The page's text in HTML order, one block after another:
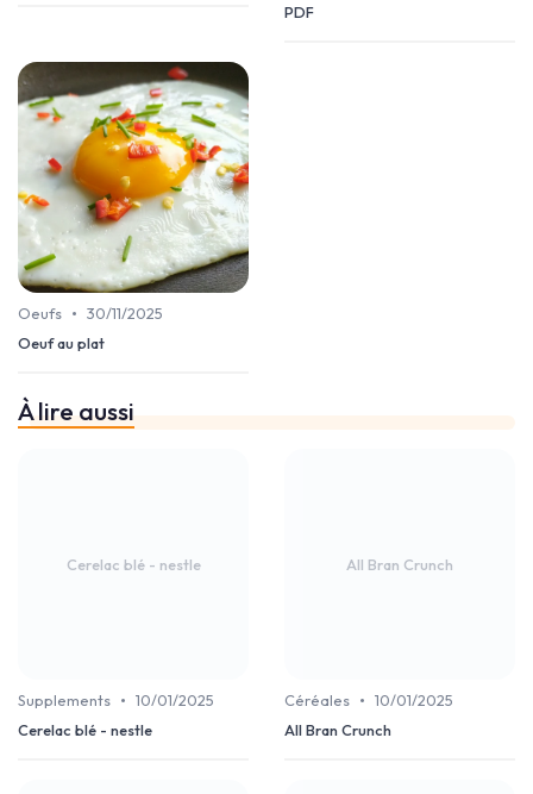
PDF
Oeufs • 30/11/2025
Oeuf au plat
À lire aussi
Cerelac blé - nestle
Supplements • 10/01/2025
Cerelac blé - nestle
All Bran Crunch
Céréales • 10/01/2025
All Bran Crunch